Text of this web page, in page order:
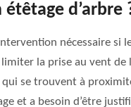
d’arbre
intervention nécessaire
la prise au vent de
qui se trouvent à
et a besoin d’être